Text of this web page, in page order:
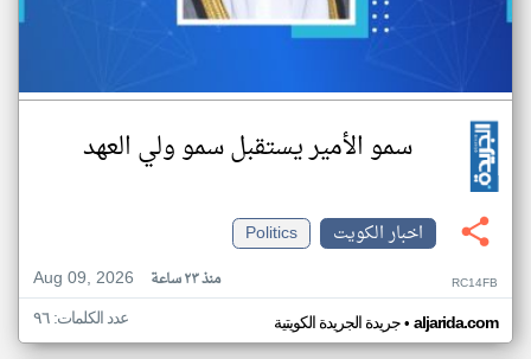
سمو الأمير يستقبل سمو ولي العهد
اخبار الكويت
Politics
Aug 09, 2026
منذ ٢٣ ساعة RC14FB
جريدة الجريدة الكويتية• aljarida.com عدد الكلمات: ٩٦